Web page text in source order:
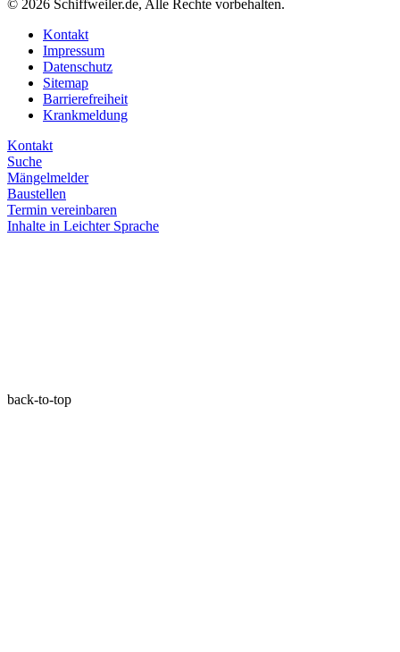
© 2026 Schiffweiler.de, Alle Rechte vorbehalten.
Kontakt
Impressum
Datenschutz
Sitemap
Barrierefreiheit
Krankmeldung
Kontakt
Suche
Mängelmelder
Baustellen
Termin vereinbaren
Inhalte in Leichter Sprache
back-to-top